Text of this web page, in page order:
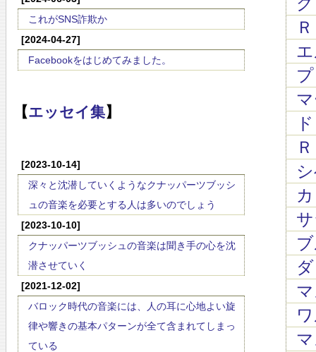
これがSNS詐欺か
[2024-04-27]
Facebookをはじめてみました。
【エッセイ集】
[2023-10-14]
深々と沈潜していくようなクナッパーツブッシ
ュの音楽を必要とする人は多いのでしょう
[2023-10-10]
クナッパーツブッシュの音楽は聞き手の心を沈
潜させていく
[2021-12-02]
バロック時代の音楽には、人の耳に心地よい旋
律や響きの基本パターンが全て含まれてしまっ
ている